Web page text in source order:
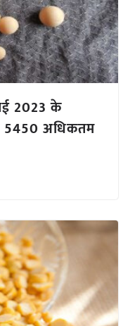
2023 के
5450 अधिकतम